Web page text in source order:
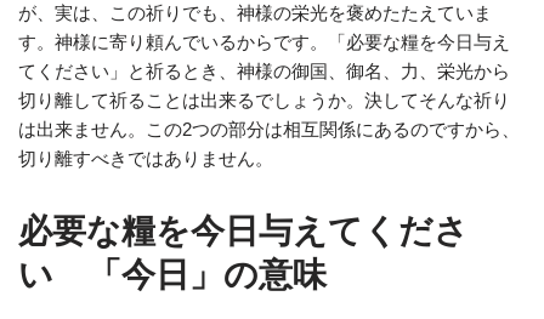
が、実は、この祈りでも、神様の栄光を褒めたたえていま
す。神様に寄り頼んでいるからです。「必要な糧を今日与え
てください」と祈るとき、神様の御国、御名、力、栄光から
切り離して祈ることは出来るでしょうか。決してそんな祈り
は出来ません。この2つの部分は相互関係にあるのですから、
切り離すべきではありません。
必要な糧を今日与えてくださ
い 「今日」の意味